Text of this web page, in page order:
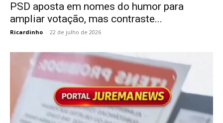
PSD aposta em nomes do humor para
ampliar votação, mas contraste...
Ricardinho - 22 de julho de 2026